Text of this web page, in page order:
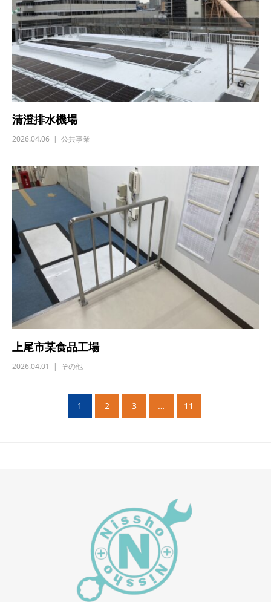
清澄排水機場
2026.04.06 公共事業
上尾市某食品工場
2026.04.01 その他
1 2 3 … 11